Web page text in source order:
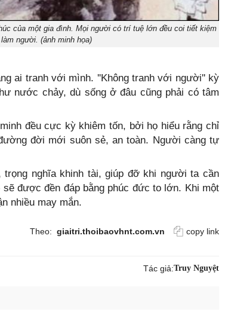
của một gia đình. Mọi người có trí tuệ lớn đều coi tiết kiệm
người. (ảnh minh họa)
ai tranh với mình. ''Không tranh với người'' kỳ
nước chảy, dù sống ở đâu cũng phải có tâm
đều cực kỳ khiêm tốn, bởi họ hiểu rằng chỉ
đời mới suôn sẻ, an toàn. Người càng tự
trọng nghĩa khinh tài, giúp đỡ khi người ta cần
được đền đáp bằng phúc đức to lớn. Khi một
nhiều may mắn.
Theo: giaitri.thoibaovhnt.com.vn copy link
Tác giả:Truy Nguyệt